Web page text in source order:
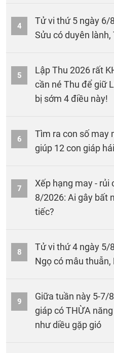
4
Tử vi thứ 5 ngày 6/
Sửu có duyên lành,
5
Lập Thu 2026 rất
cần né Thu để giữ
bị sớm 4 điều này!
6
Tìm ra con số may
giúp 12 con giáp
7
Xếp hạng may - rủi
8/2026: Ai gây bất
tiếc?
8
Tử vi thứ 4 ngày 5/
Ngọ có mâu thuẫn,
9
Giữa tuần này 5-7/
giáp có THỪA
như diều gặp gió